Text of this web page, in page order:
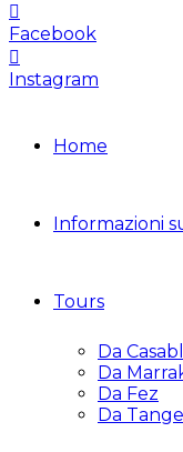
Facebook
Instagram
Home
Informazioni
Tours
Da
Da
Da Fez
Da